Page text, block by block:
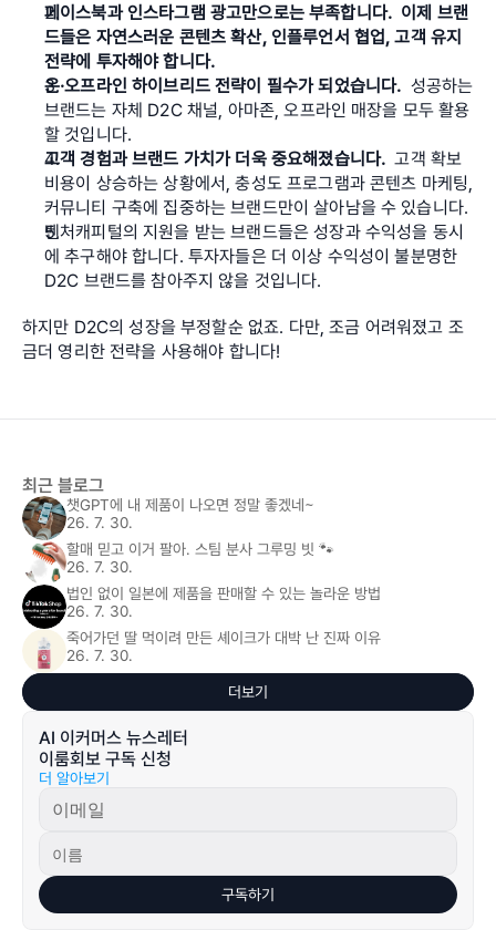
페이스북과 인스타그램 광고만으로는 부족합니다.  이제 브랜
드들은 자연스러운 콘텐츠 확산, 인플루언서 협업, 고객 유지
전략에 투자해야 합니다.
온·오프라인 하이브리드 전략이 필수가 되었습니다. 성공하는
브랜드는 자체 D2C 채널, 아마존, 오프라인 매장을 모두 활용
할 것입니다.
고객 경험과 브랜드 가치가 더욱 중요해졌습니다. 고객 확보
비용이 상승하는 상황에서, 충성도 프로그램과 콘텐츠 마케팅,
커뮤니티 구축에 집중하는 브랜드만이 살아남을 수 있습니다.
벤처캐피털의 지원을 받는 브랜드들은 성장과 수익성을 동시
에 추구해야 합니다. 투자자들은 더 이상 수익성이 불분명한
D2C 브랜드를 참아주지 않을 것입니다.
하지만 D2C의 성장을 부정할순 없죠. 다만, 조금 어려워졌고 조
금더 영리한 전략을 사용해야 합니다!
최근 블로그
챗GPT에 내 제품이 나오면 정말 좋겠네~
26. 7. 30.
할매 믿고 이거 팔아. 스팀 분사 그루밍 빗 🐾
26. 7. 30.
법인 없이 일본에 제품을 판매할 수 있는 놀라운 방법
26. 7. 30.
죽어가던 딸 먹이려 만든 셰이크가 대박 난 진짜 이유
26. 7. 30.
더보기
AI 이커머스 뉴스레터
이룸회보 구독 신청
더 알아보기
구독하기